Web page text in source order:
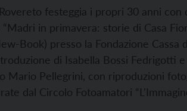
festeggia i propri 30 anni con
in primavera: storie di Casa
Book) presso la Fondazione Cassa
di Isabella Bossi Fedrigotti
Mario Pellegrini, con riproduzioni
dal Circolo Fotoamatori